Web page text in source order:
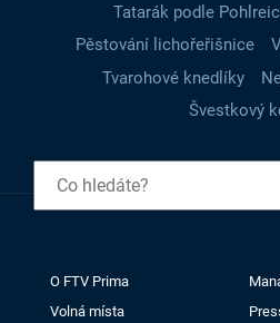
Tatarák podle
Pěstování lichořeřišnice
Tvarohové knedlíky
Švestkový
O FTV Prima
Volná místa